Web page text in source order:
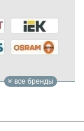
все бренды